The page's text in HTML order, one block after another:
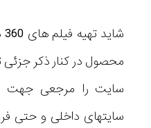
محصول در کنار ذکر
سایت را مرجعی جهت
سایتهای داخلی و حتی